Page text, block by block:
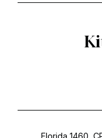
Florida 1460,